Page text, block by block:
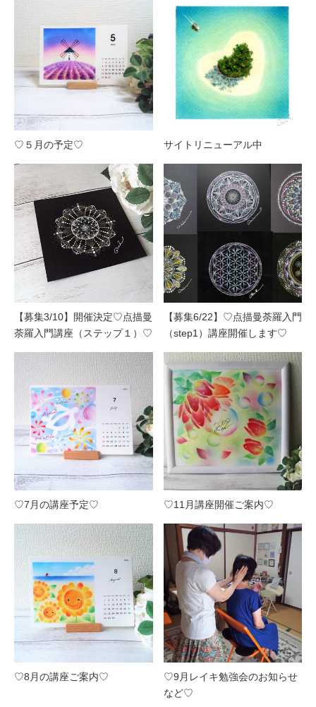
♡５月の予定♡ サイトリニューアル中
【募集3/10】開催決定♡点描曼
荼羅入門講座（ステップ１）♡
【募集6/22】♡点描曼荼羅入門
（step1）講座開催します♡
♡7月の講座予定♡ ♡11月講座開催ご案内♡
♡8月の講座ご案内♡
♡9月レイキ勉強会のお知らせ
など♡